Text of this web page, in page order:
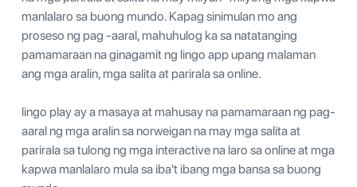
manlalaro sa buong mundo. Kapag sinimulan mo ang
proseso ng pag -aaral, mahuhulog ka sa natatanging
pamamaraan na ginagamit ng lingo app upang malaman
ang mga aralin, mga salita at parirala sa online.
lingo play ay a masaya at mahusay na pamamaraan ng pag-
aaral ng mga aralin sa norweigan na may mga salita at
parirala sa tulong ng mga interactive na laro sa online at mga
kapwa manlalaro mula sa iba't ibang mga bansa sa buong